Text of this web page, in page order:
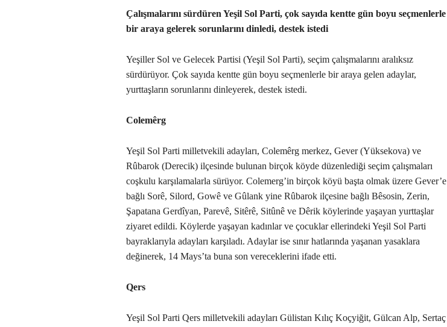
Çalışmalarını sürdüren Yeşil Sol Parti, çok sayıda kentte gün boyu seçmenlerle
bir araya gelerek sorunlarını dinledi, destek istedi
Yeşiller Sol ve Gelecek Partisi (Yeşil Sol Parti), seçim çalışmalarını aralıksız
sürdürüyor. Çok sayıda kentte gün boyu seçmenlerle bir araya gelen adaylar,
yurttaşların sorunlarını dinleyerek, destek istedi.
Colemêrg
Yeşil Sol Parti milletvekili adayları, Colemêrg merkez, Gever (Yüksekova) ve
Rûbarok (Derecik) ilçesinde bulunan birçok köyde düzenlediği seçim çalışmaları
coşkulu karşılamalarla sürüyor. Colemerg’in birçok köyü başta olmak üzere Gever’e
bağlı Sorê, Silord, Gowê ve Gûlank yine Rûbarok ilçesine bağlı Bêsosin, Zerin,
Şapatana Gerdîyan, Parevê, Sitêrê, Sitûnê ve Dêrik köylerinde yaşayan yurttaşlar
ziyaret edildi. Köylerde yaşayan kadınlar ve çocuklar ellerindeki Yeşil Sol Parti
bayraklarıyla adayları karşıladı. Adaylar ise sınır hatlarında yaşanan yasaklara
değinerek, 14 Mays’ta buna son vereceklerini ifade etti.
Qers
Yeşil Sol Parti Qers milletvekili adayları Gülistan Kılıç Koçyiğit, Gülcan Alp, Sertaç